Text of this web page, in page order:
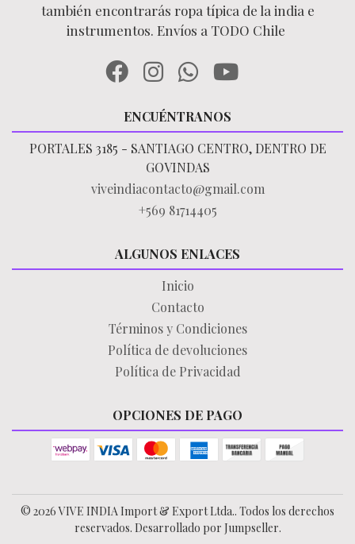
también encontrarás ropa típica de la india e
instrumentos. Envíos a TODO Chile
ENCUÉNTRANOS
PORTALES 3185 - SANTIAGO CENTRO, DENTRO DE
GOVINDAS
viveindiacontacto@gmail.com
+569 81714405
ALGUNOS ENLACES
Inicio
Contacto
Términos y Condiciones
Política de devoluciones
Política de Privacidad
OPCIONES DE PAGO
© 2026 VIVE INDIA Import & Export Ltda.. Todos los derechos
reservados. Desarrollado por Jumpseller.